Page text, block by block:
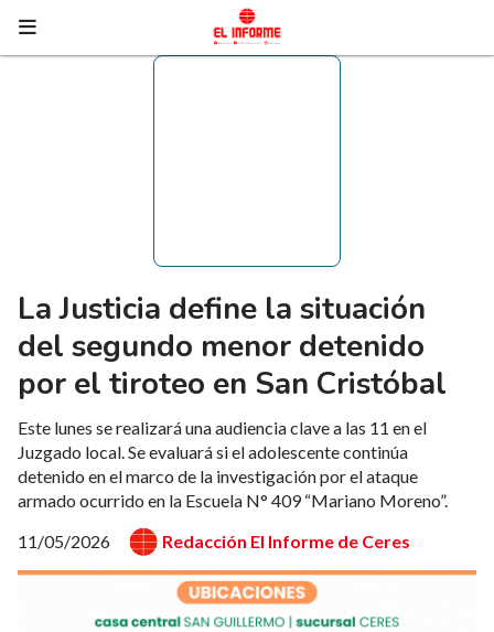
La Justicia define la situación
del segundo menor detenido
por el tiroteo en San Cristóbal
Este lunes se realizará una audiencia clave a las 11 en el
Juzgado local. Se evaluará si el adolescente continúa
detenido en el marco de la investigación por el ataque
armado ocurrido en la Escuela N° 409 “Mariano Moreno”.
11/05/2026
Redacción El Informe de Ceres